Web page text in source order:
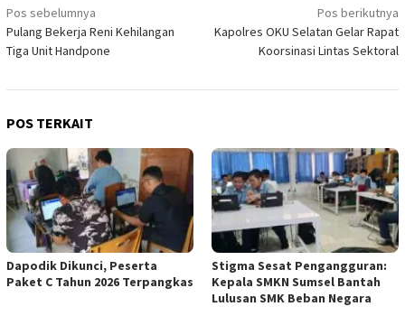
Navigasi
pos
Pos sebelumnya
Pulang Bekerja Reni Kehilangan
Tiga Unit Handpone
Pos berikutnya
Kapolres OKU Selatan Gelar Rapat
Koorsinasi Lintas Sektoral
POS TERKAIT
Dapodik Dikunci, Peserta
Paket C Tahun 2026 Terpangkas
Stigma Sesat Pengangguran:
Kepala SMKN Sumsel Bantah
Lulusan SMK Beban Negara